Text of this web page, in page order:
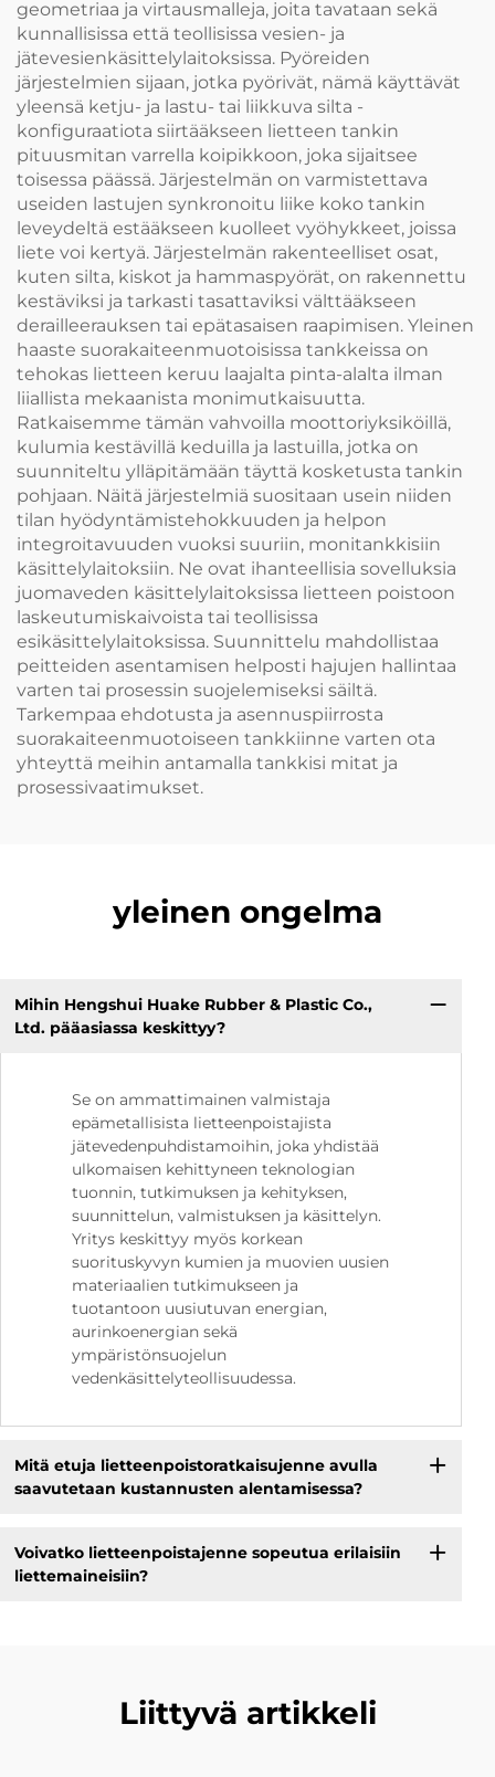
geometriaa ja virtausmalleja, joita tavataan sekä
kunnallisissa että teollisissa vesien- ja
jätevesienkäsittelylaitoksissa. Pyöreiden
järjestelmien sijaan, jotka pyörivät, nämä käyttävät
yleensä ketju- ja lastu- tai liikkuva silta -
konfiguraatiota siirtääkseen lietteen tankin
pituusmitan varrella koipikkoon, joka sijaitsee
toisessa päässä. Järjestelmän on varmistettava
useiden lastujen synkronoitu liike koko tankin
leveydeltä estääkseen kuolleet vyöhykkeet, joissa
liete voi kertyä. Järjestelmän rakenteelliset osat,
kuten silta, kiskot ja hammaspyörät, on rakennettu
kestäviksi ja tarkasti tasattaviksi välttääkseen
derailleerauksen tai epätasaisen raapimisen. Yleinen
haaste suorakaiteenmuotoisissa tankkeissa on
tehokas lietteen keruu laajalta pinta-alalta ilman
liiallista mekaanista monimutkaisuutta.
Ratkaisemme tämän vahvoilla moottoriyksiköillä,
kulumia kestävillä keduilla ja lastuilla, jotka on
suunniteltu ylläpitämään täyttä kosketusta tankin
pohjaan. Näitä järjestelmiä suositaan usein niiden
tilan hyödyntämistehokkuuden ja helpon
integroitavuuden vuoksi suuriin, monitankkisiin
käsittelylaitoksiin. Ne ovat ihanteellisia sovelluksia
juomaveden käsittelylaitoksissa lietteen poistoon
laskeutumiskaivoista tai teollisissa
esikäsittelylaitoksissa. Suunnittelu mahdollistaa
peitteiden asentamisen helposti hajujen hallintaa
varten tai prosessin suojelemiseksi säiltä.
Tarkempaa ehdotusta ja asennuspiirrosta
suorakaiteenmuotoiseen tankkiinne varten ota
yhteyttä meihin antamalla tankkisi mitat ja
prosessivaatimukset.
yleinen ongelma
Mihin Hengshui Huake Rubber & Plastic Co.,
Ltd. pääasiassa keskittyy?
Se on ammattimainen valmistaja
epämetallisista lietteenpoistajista
jätevedenpuhdistamoihin, joka yhdistää
ulkomaisen kehittyneen teknologian
tuonnin, tutkimuksen ja kehityksen,
suunnittelun, valmistuksen ja käsittelyn.
Yritys keskittyy myös korkean
suorituskyvyn kumien ja muovien uusien
materiaalien tutkimukseen ja
tuotantoon uusiutuvan energian,
aurinkoenergian sekä
ympäristönsuojelun
vedenkäsittelyteollisuudessa.
Mitä etuja lietteenpoistoratkaisujenne avulla
saavutetaan kustannusten alentamisessa?
Voivatko lietteenpoistajenne sopeutua erilaisiin
liettemaineisiin?
Liittyvä artikkeli